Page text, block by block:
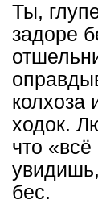
Ты,
задоре
колхоза
ходок.
что
бес.